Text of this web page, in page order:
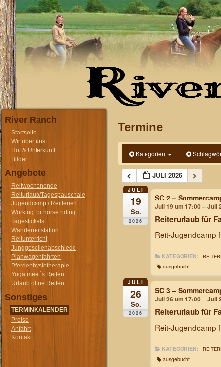
River Ranch
Startseite
Wir über uns
Hof & Unterkunft
Bilder
Angebote
Reitwochenende
Reiturlaub/Tagespauschale
Jugendcamp / Reitferien
Working for horse riding
Tagestickets
Wanderreitstation
Reitunterricht
Junggesellenabschiede
Planwagenfahrten
Pferdephysiotherapie
Yoga meet´s Reiten
Urlaub ohne Reiten
Sonstiges
TERMINKALENDER
Preise
Anfahrt
Kontakt
Termine
Kategorien
JULI 2026
JULI
19
So.
2026
SC 2 –
Juli 19 um 17:00 – Juli
Reiterurlaub für
Reit-Jugendcamp
KATEGORIEN:
ausgebucht
JULI
26
So.
2026
SC 3 –
Juli 26 um 17:00 – Juli
Reiterurlaub für
Reit-Jugendcamp
KATEGORIEN:
ausgebucht